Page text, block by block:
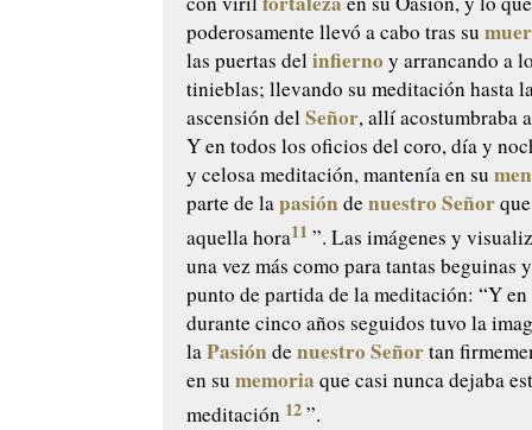
poderosamente llevó a cabo tras su
las puertas delinfierno y arrancando a
tinieblas; llevando su meditación hasta
ascensión delSeñor, allí acostumbraba
Y en todos los oficios del coro, día y
y celosa meditación, mantenía en su
parte de lapasión denuestro Señor
aquella hora11 ”. Las imágenes y
una vez más como para tantas beguinas
punto de partida de la meditación: “Y en
durante cinco años seguidos tuvo la
laPasión denuestro Señortan
en sumemoria que casi nunca dejaba
meditación 12”.